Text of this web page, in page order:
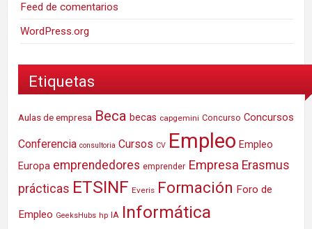
Feed de comentarios
WordPress.org
Etiquetas
Aulas de empresa Beca becas capgemini Concurso Concursos
Conferencia consultoria Cursos CV Empleo Empleo
Europa emprendedores emprender Empresa Erasmus
prácticas ETSINF Everis Formación Foro de
Empleo GeeksHubs hp IA Informática